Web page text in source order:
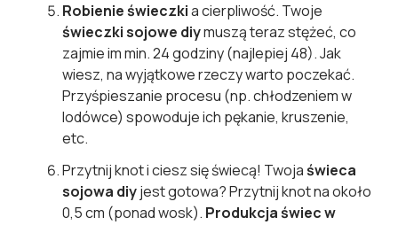
Robienie świeczkia cierpliwość. Twoje
świeczki sojowe diymuszą teraz stężeć, co
zajmie im min. 24 godziny (najlepiej 48). Jak
wiesz, na wyjątkowe rzeczy warto poczekać.
Przyśpieszanie procesu (np. chłodzeniem w
lodówce) spowoduje ich pękanie, kruszenie,
etc.
Przytnij knot i ciesz się świecą! Twojaświeca
sojowa diyjest gotowa? Przytnij knot na około
0,5 cm (ponad wosk). Produkcja świec w